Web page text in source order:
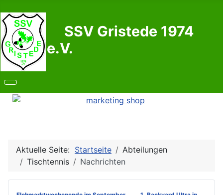
SSV Gristede 1974
e.V.
Aktuelle Seite: Startseite
Abteilungen
Tischtennis
Nachrichten